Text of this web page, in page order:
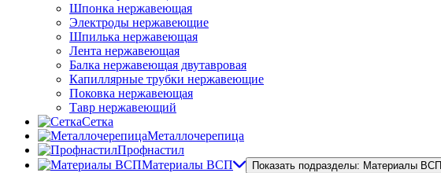
Шпонка нержавеющая
Электроды нержавеющие
Шпилька нержавеющая
Лента нержавеющая
Балка нержавеющая двутавровая
Капиллярные трубки нержавеющие
Поковка нержавеющая
Тавр нержавеющий
Сетка
Металлочерепица
Профнастил
Материалы ВСП
Показать подразделы: Материалы ВСП